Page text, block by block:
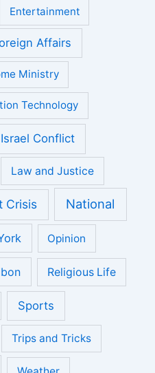
Entertainment
Affairs
Ministry
Technology
Conflict
Law and Justice
Crisis National
Opinion
Religious Life
Sports
Trips and Tricks